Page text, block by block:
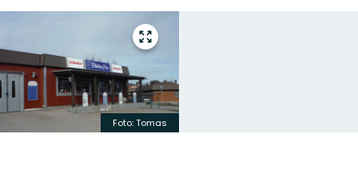
Gå
till
Foto:Tomas